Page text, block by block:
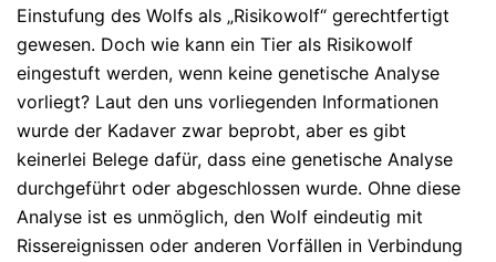
Einstufung des Wolfs als „Risikowolf“ gerechtfertigt
gewesen. Doch wie kann ein Tier als Risikowolf
eingestuft werden, wenn keine genetische Analyse
vorliegt? Laut den uns vorliegenden Informationen
wurde der Kadaver zwar beprobt, aber es gibt
keinerlei Belege dafür, dass eine genetische Analyse
durchgeführt oder abgeschlossen wurde. Ohne diese
Analyse ist es unmöglich, den Wolf eindeutig mit
Rissereignissen oder anderen Vorfällen in Verbindung